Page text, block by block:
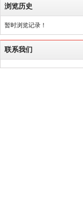
浏览历史
暂时浏览记录！
联系我们